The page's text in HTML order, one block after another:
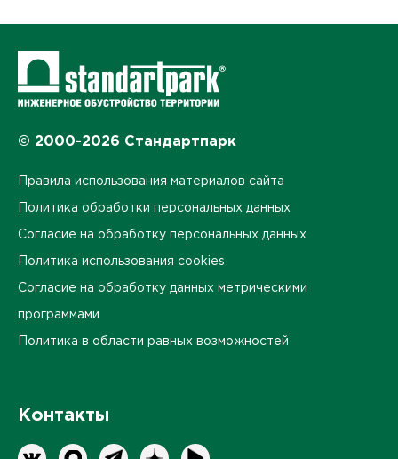
© 2000-2026 Стандартпарк
Правила использования материалов сайта
Политика обработки персональных данных
Согласие на обработку персональных данных
Политика использования cookies
Согласие на обработку данных метрическими
программами
Политика в области равных возможностей
Контакты